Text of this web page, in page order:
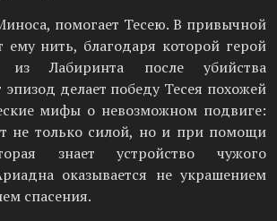
помогает Тесею. В привычной
ему нить, благодаря которой герой
Лабиринта после убийства
делает победу Тесея похожей
мифы о невозможном подвиге:
не только силой, но и при помощи
знает устройство чужого
оказывается не украшением
спасения.